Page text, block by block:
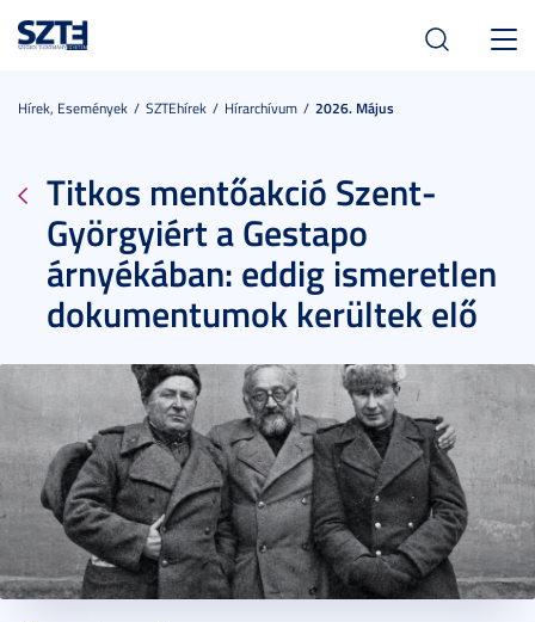
Hírek, Események SZTEhírek Hírarchívum 2026. Május
Titkos mentőakció Szent-
Györgyiért a Gestapo
árnyékában: eddig ismeretlen
dokumentumok kerültek elő